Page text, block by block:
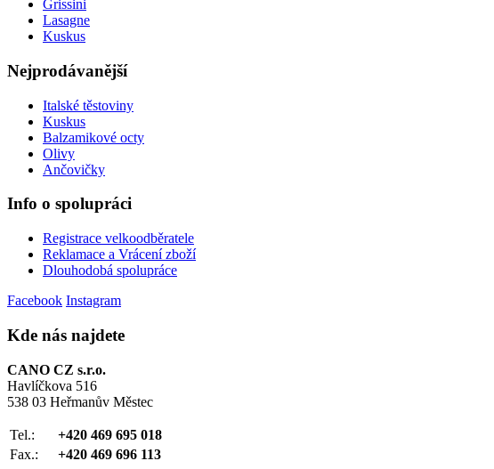
Grissini
Lasagne
Kuskus
Nejprodávanější
Italské těstoviny
Kuskus
Balzamikové octy
Olivy
Ančovičky
Info o spolupráci
Registrace velkoodběratele
Reklamace a Vrácení zboží
Dlouhodobá spolupráce
Facebook Instagram
Kde nás najdete
CANO CZ s.r.o.
Havlíčkova 516
538 03 Heřmanův Městec
Tel.:
+420 469 695 018
Fax.:
+420 469 696 113